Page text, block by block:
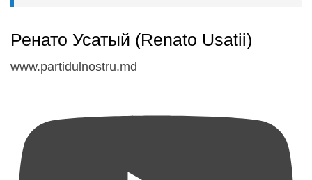
Ренато Усатый (Renato Usatii)
www.partidulnostru.md